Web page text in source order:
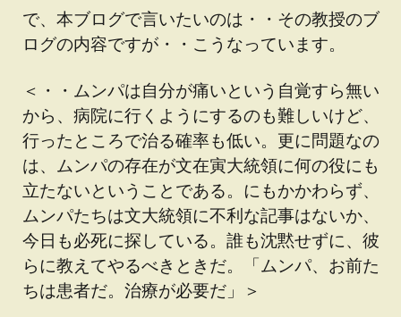
で、本ブログで言いたいのは・・その教授のブ
ログの内容ですが・・こうなっています。
＜・・ムンパは自分が痛いという自覚すら無い
から、病院に行くようにするのも難しいけど、
行ったところで治る確率も低い。更に問題なの
は、ムンパの存在が文在寅大統領に何の役にも
立たないということである。にもかかわらず、
ムンパたちは文大統領に不利な記事はないか、
今日も必死に探している。誰も沈黙せずに、彼
らに教えてやるべきときだ。「ムンパ、お前た
ちは患者だ。治療が必要だ」＞